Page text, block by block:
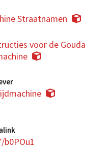
Straatnamen
voor de Gouda
b0POu1